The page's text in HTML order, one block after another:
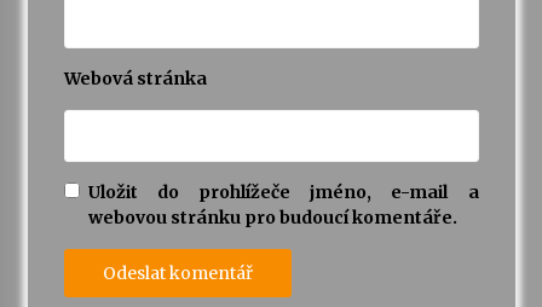
Webová stránka
Uložit do prohlížeče jméno, e-mail a
webovou stránku pro budoucí komentáře.